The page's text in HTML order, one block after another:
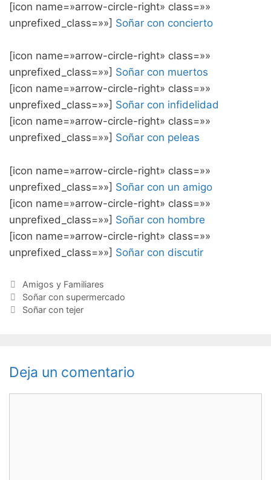
[icon name=»arrow-circle-right» class=»»
unprefixed_class=»»] Soñar con concierto
[icon name=»arrow-circle-right» class=»»
unprefixed_class=»»] Soñar con muertos
[icon name=»arrow-circle-right» class=»»
unprefixed_class=»»] Soñar con infidelidad
[icon name=»arrow-circle-right» class=»»
unprefixed_class=»»] Soñar con peleas
[icon name=»arrow-circle-right» class=»»
unprefixed_class=»»] Soñar con un amigo
[icon name=»arrow-circle-right» class=»»
unprefixed_class=»»] Soñar con hombre
[icon name=»arrow-circle-right» class=»»
unprefixed_class=»»] Soñar con discutir
Categorías
Amigos y Familiares
Navegación
de
Soñar con supermercado
Soñar con tejer
Deja un comentario